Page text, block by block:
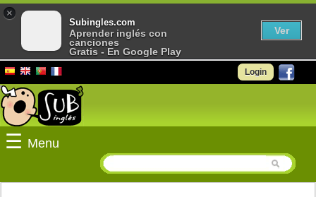
Login
☰ Menu
×
Subingles.com
Aprender inglés con
canciones
Gratis - En Google Play
Ver